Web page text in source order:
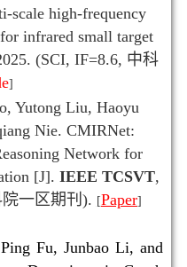
scale high-frequency
infrared small target
(SCI, IF=8.6, 中科
]
Yutong Liu, Haoyu
Nie. CMIRNet:
Network for
[J]. IEEE TCSVT,
一区期刊). [Paper]
Fu, Junbao Li, and